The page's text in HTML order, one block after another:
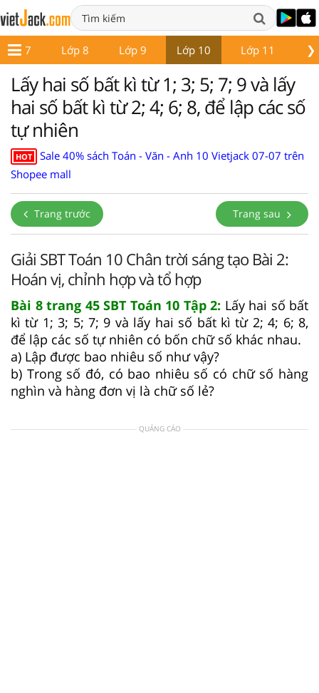
❯
Lớp 7 Lớp 8 Lớp 9 Lớp 10 Lớp 11
Lấy hai số bất kì từ 1; 3; 5; 7; 9 và lấy
hai số bất kì từ 2; 4; 6; 8, để lập các số
tự nhiên
HOT
Sale 40% sách Toán - Văn - Anh 10 Vietjack 07-07 trên
Shopee mall
Trang trước Trang sau
Giải SBT Toán 10 Chân trời sáng tạo Bài 2:
Hoán vị, chỉnh hợp và tổ hợp
Bài 8 trang 45 SBT Toán 10 Tập 2: Lấy hai số bất
kì từ 1; 3; 5; 7; 9 và lấy hai số bất kì từ 2; 4; 6; 8,
để lập các số tự nhiên có bốn chữ số khác nhau.
a) Lập được bao nhiêu số như vậy?
b) Trong số đó, có bao nhiêu số có chữ số hàng
nghìn và hàng đơn vị là chữ số lẻ?
QUẢNG CÁO